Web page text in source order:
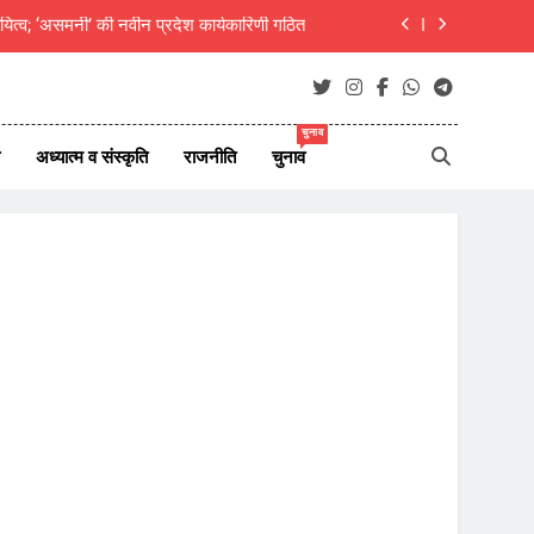
का राजस्थानी मोट्यार परिषद ने किया अभिनंदन
ऑफ न्यूज़ पोर्टल्स की कार्यकारिणी का विस्तार
अध्यात्म व संस्कृति राजनीति चुनाव
चुनाव